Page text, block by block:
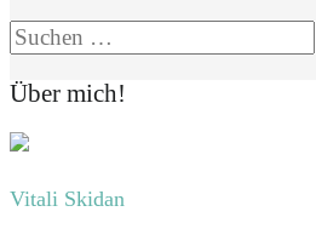
Suchen
nach:
Über mich!
Vitali Skidan